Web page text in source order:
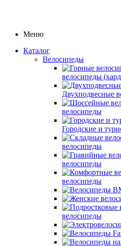
Меню
Каталог
Велосипеды
велосипеды
Двухподвесные
велосипеды
Городские и
велосипеды
велосипеды
велосипеды
велосипеды